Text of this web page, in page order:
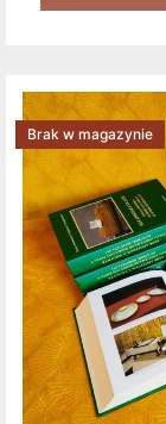
Brak w magazynie